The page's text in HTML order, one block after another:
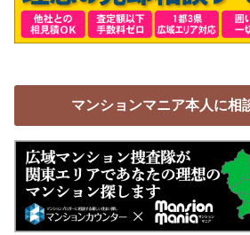
マンションマニア本人に相